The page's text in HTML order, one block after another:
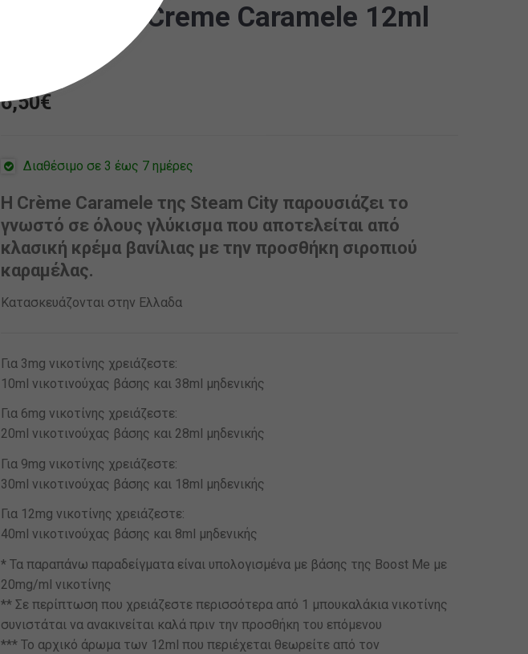
Steam City Creme Caramele 12ml
6,50€
Διαθέσιμο σε 3 έως 7 ημέρες
Η Crème Caramele της Steam City παρουσιάζει το
γνωστό σε όλους γλύκισμα που αποτελείται από
κλασική κρέμα βανίλιας με την προσθήκη σιροπιού
καραμέλας.
Κατασκευάζονται στην Ελλαδα
Για 3mg νικοτίνης χρειάζεστε:
10ml νικοτινούχας βάσης και 38ml μηδενικής
Για 6mg νικοτίνης χρειάζεστε:
20ml νικοτινούχας βάσης και 28ml μηδενικής
Για 9mg νικοτίνης χρειάζεστε:
30ml νικοτινούχας βάσης και 18ml μηδενικής
Για 12mg νικοτίνης χρειάζεστε:
40ml νικοτινούχας βάσης και 8ml μηδενικής
* Τα παραπάνω παραδείγματα είναι υπολογισμένα με βάσης της Boost Me με
20mg/ml νικοτίνης
** Σε περίπτωση που χρειάζεστε περισσότερα από 1 μπουκαλάκια νικοτίνης
συνιστάται να ανακινείται καλά πριν την προσθήκη του επόμενου
*** Το αρχικό άρωμα των 12ml που περιέχεται θεωρείτε από τον